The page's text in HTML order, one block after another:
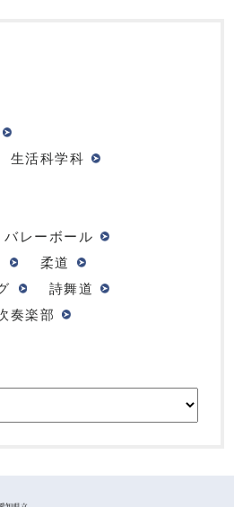
生活科学科
バレーボール
柔道
詩舞道
奏楽部